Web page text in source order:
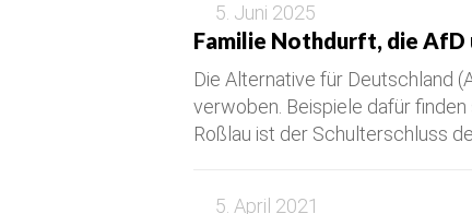
5. Juni 2025
Familie Nothdurft, die AfD
Die Alternative für Deutschland
verwoben. Beispiele dafür
Roßlau ist der Schulterschluss
5. April 2021